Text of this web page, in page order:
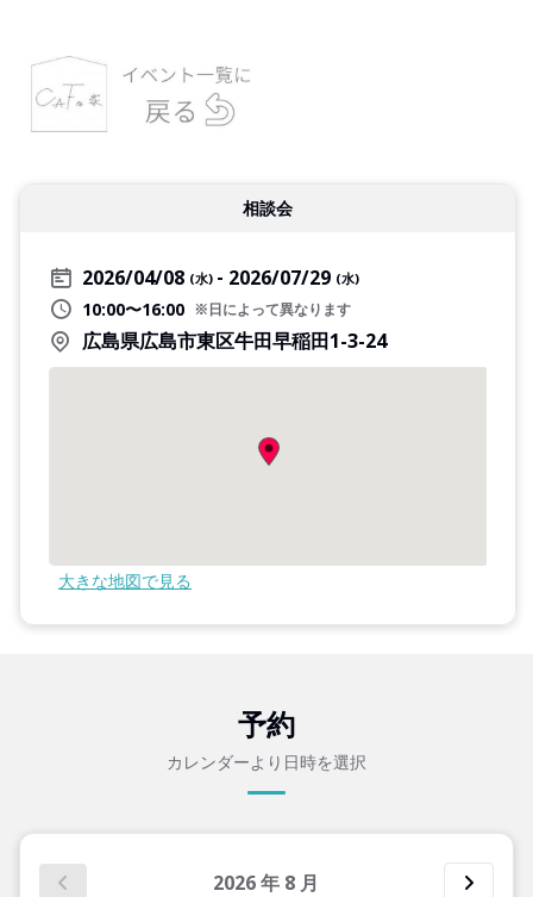
相談会
2026/04/08 (水) 2026/07/29 (水)
10:00〜16:00 ※日によって異なります
広島県広島市東区牛田早稲田1-3-24
大きな地図で見る
予約
カレンダーより日時を選択
2026年 8 月